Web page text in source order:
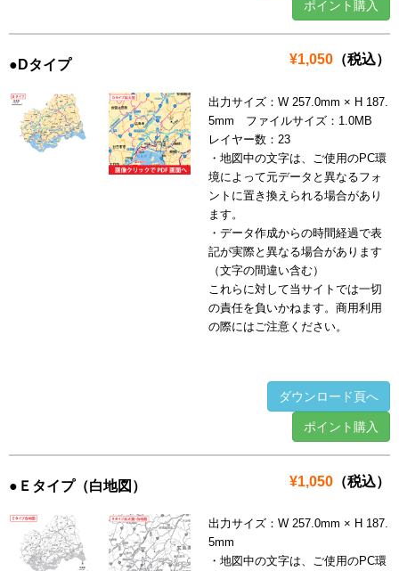
ポイント購入
¥1,050 （税込）
●Dタイプ
出力サイズ：W 257.0mm × H 187.
5mm ファイルサイズ：1.0MB
レイヤー数：23
・地図中の文字は、ご使用のPC環
境によって元データと異なるフォ
ントに置き換えられる場合があり
ます。
・データ作成からの時間経過で表
記が実際と異なる場合があります
（文字の間違い含む）
これらに対して当サイトでは一切
の責任を負いかねます。商用利用
の際にはご注意ください。
ダウンロード頁へ
ポイント購入
¥1,050 （税込）
●Ｅタイプ（白地図）
出力サイズ：W 257.0mm × H 187.
5mm
・地図中の文字は、ご使用のPC環